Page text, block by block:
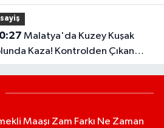
Kurtarıldı
Kaza! Kontrolden Çıkan
Refüje Çarptı
Maaşı Zam Farkı Ne Zaman